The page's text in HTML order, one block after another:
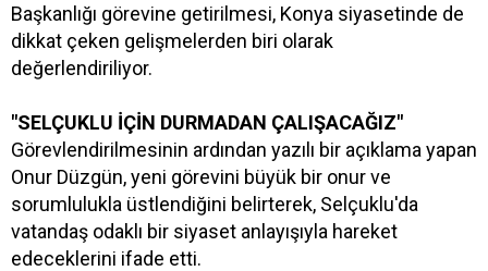
Başkanlığı görevine getirilmesi, Konya siyasetinde de
dikkat çeken gelişmelerden biri olarak
değerlendiriliyor.
"SELÇUKLU İÇİN DURMADAN ÇALIŞACAĞIZ"
Görevlendirilmesinin ardından yazılı bir açıklama yapan
Onur Düzgün, yeni görevini büyük bir onur ve
sorumlulukla üstlendiğini belirterek, Selçuklu'da
vatandaş odaklı bir siyaset anlayışıyla hareket
edeceklerini ifade etti.